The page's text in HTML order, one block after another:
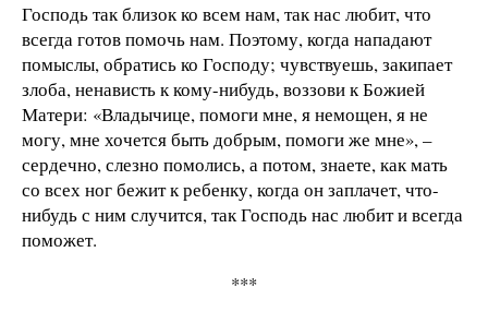
Господь так близок ко всем нам, так нас любит, что
всегда готов помочь нам. Поэтому, когда нападают
помыслы, обратись ко Господу; чувствуешь, закипает
злоба, ненависть к кому-нибудь, воззови к Божией
Матери: «Владычице, помоги мне, я немощен, я не
могу, мне хочется быть добрым, помоги же мне», –
сердечно, слезно помолись, а потом, знаете, как мать
со всех ног бежит к ребенку, когда он заплачет, что-
нибудь с ним случится, так Господь нас любит и всегда
поможет.
***